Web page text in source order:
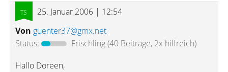
25. Januar 2006 | 12:54
Von guenter37@gmx.net
Status:
Frischling(40 Beiträge, 2x hilfreich)
Hallo Doreen,